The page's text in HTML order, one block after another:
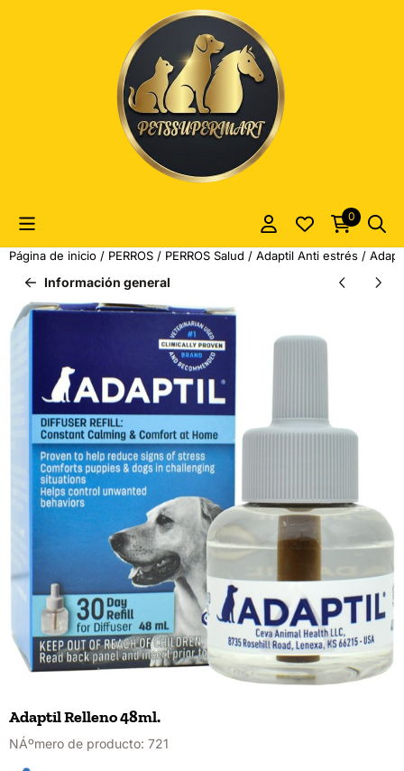
Las preferencias de cookies están actualmente cerradas.
0
Página de inicio / PERROS / PERROS Salud / Adaptil Anti estrés /
Información general
Adaptil Relleno 48ml.
NÁºmero de producto: 721